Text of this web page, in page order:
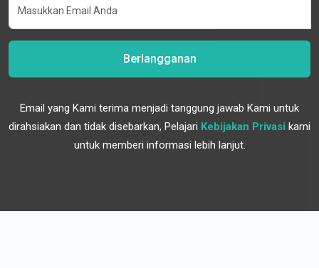
Berlangganan
Email yang Kami terima menjadi tanggung jawab Kami untuk
dirahsiakan dan tidak disebarkan, Pelajari Kebijakan Privasi kami
untuk memberi informasi lebih lanjut.